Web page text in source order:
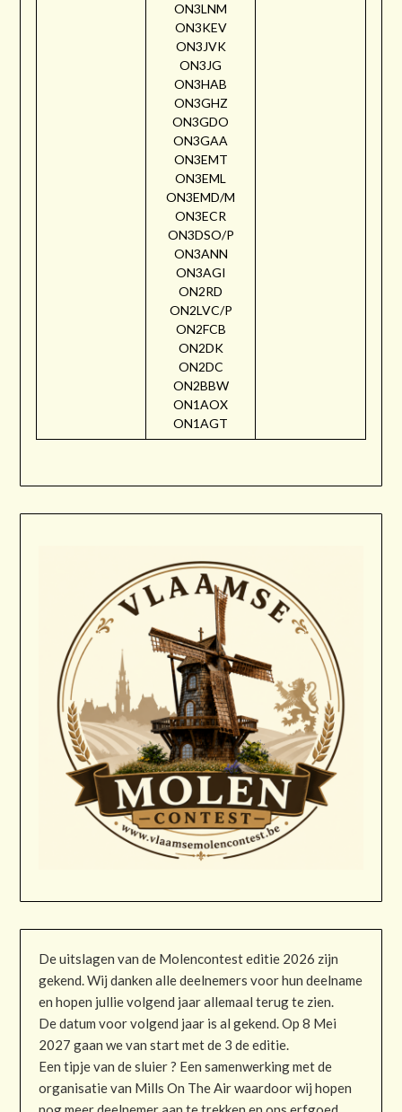
ON3LNM
ON3KEV
ON3JVK
ON3JG
ON3HAB
ON3GHZ
ON3GDO
ON3GAA
ON3EMT
ON3EML
ON3EMD/M
ON3ECR
ON3DSO/P
ON3ANN
ON3AGI
ON2RD
ON2LVC/P
ON2FCB
ON2DK
ON2DC
ON2BBW
ON1AOX
ON1AGT
De uitslagen van de Molencontest editie 2026 zijn
gekend. Wij danken alle deelnemers voor hun deelname
en hopen jullie volgend jaar allemaal terug te zien.
De datum voor volgend jaar is al gekend. Op 8 Mei
2027 gaan we van start met de 3 de editie.
Een tipje van de sluier ? Een samenwerking met de
organisatie van Mills On The Air waardoor wij hopen